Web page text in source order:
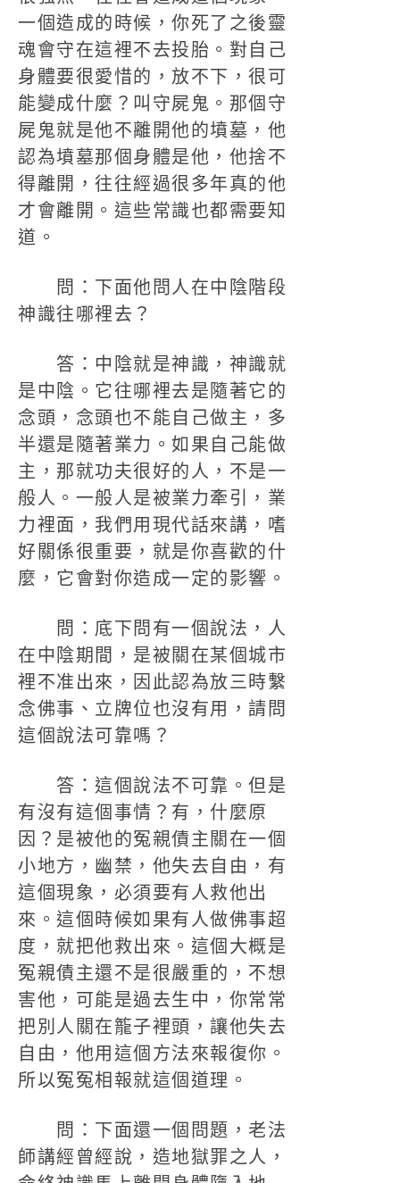
一個造成的時候，你死了之後靈
魂會守在這裡不去投胎。對自己
身體要很愛惜的，放不下，很可
能變成什麼？叫守屍鬼。那個守
屍鬼就是他不離開他的墳墓，他
認為墳墓那個身體是他，他捨不
得離開，往往經過很多年真的他
才會離開。這些常識也都需要知
道。
問：下面他問人在中陰階段
神識往哪裡去？
答：中陰就是神識，神識就
是中陰。它往哪裡去是隨著它的
念頭，念頭也不能自己做主，多
半還是隨著業力。如果自己能做
主，那就功夫很好的人，不是一
般人。一般人是被業力牽引，業
力裡面，我們用現代話來講，嗜
好關係很重要，就是你喜歡的什
麼，它會對你造成一定的影響。
問：底下問有一個說法，人
在中陰期間，是被關在某個城市
裡不准出來，因此認為放三時繫
念佛事、立牌位也沒有用，請問
這個說法可靠嗎？
答：這個說法不可靠。但是
有沒有這個事情？有，什麼原
因？是被他的冤親債主關在一個
小地方，幽禁，他失去自由，有
這個現象，必須要有人救他出
來。這個時候如果有人做佛事超
度，就把他救出來。這個大概是
冤親債主還不是很嚴重的，不想
害他，可能是過去生中，你常常
把別人關在籠子裡頭，讓他失去
自由，他用這個方法來報復你。
所以冤冤相報就這個道理。
問：下面還一個問題，老法
師講經曾經說，造地獄罪之人，